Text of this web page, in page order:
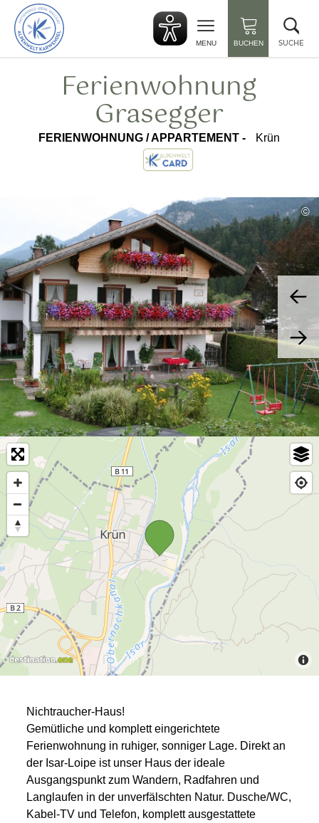
zurück
zur
Startseite
MENU BUCHEN SUCHE
Ferienwohnung
Grasegger
FERIENWOHNUNG / APPARTEMENT - Krün
©
Nichtraucher-Haus!
Gemütliche und komplett eingerichtete
Ferienwohnung in ruhiger, sonniger Lage. Direkt an
der Isar-Loipe ist unser Haus der ideale
Ausgangspunkt zum Wandern, Radfahren und
Langlaufen in der unverfälschten Natur. Dusche/WC,
Kabel-TV und Telefon, komplett ausgestattete